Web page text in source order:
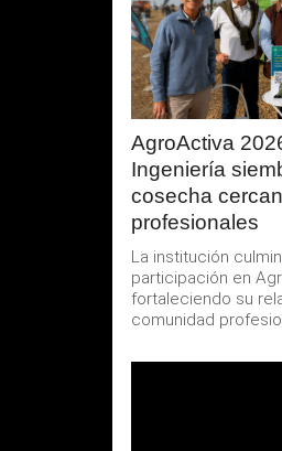
AgroActiva
Ingeniería
cosecha
profesionales
La institución
participación en
fortaleciendo su
comunidad